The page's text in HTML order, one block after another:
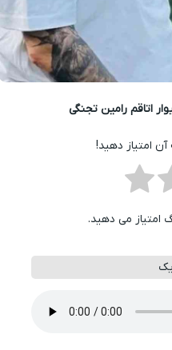
اتاقم رامین تجنگی
امتیاز دهید!
امتیاز می دهید.